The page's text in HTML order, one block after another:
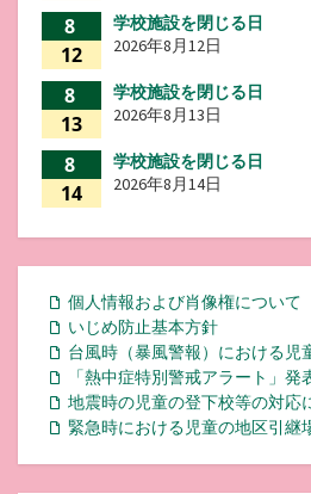
8
12
学校施設を閉じる日
2026年8月12日
8
13
学校施設を閉じる日
2026年8月13日
8
14
学校施設を閉じる日
2026年8月14日
個人情報および肖像権について
いじめ防止基本方針
台風時（暴風警報）における児
「熱中症特別警戒アラート」発
地震時の児童の登下校等の対応
緊急時における児童の地区引継